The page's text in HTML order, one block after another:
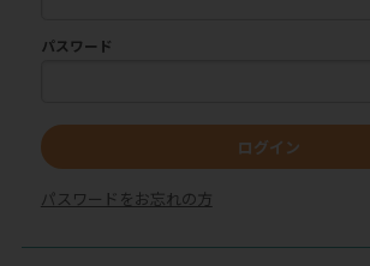
パスワード
ログイン
パスワードをお忘れの方